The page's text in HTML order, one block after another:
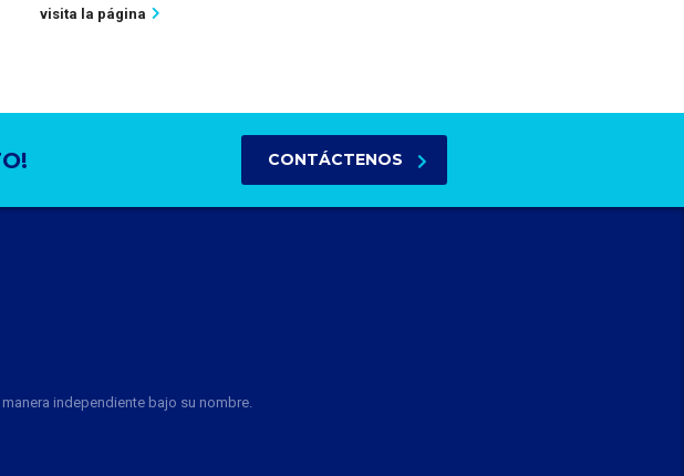
visita la página
CONTÁCTENOS
independiente bajo su nombre.